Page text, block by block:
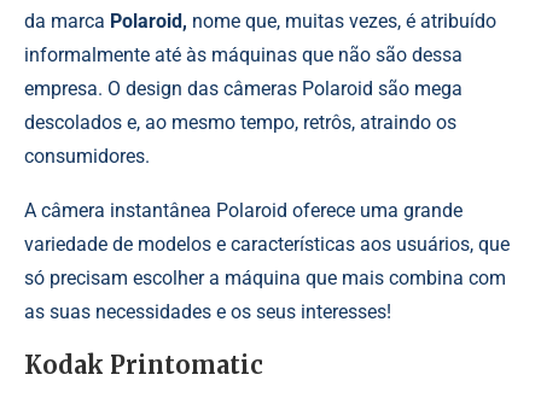
da marca Polaroid, nome que, muitas vezes, é atribuído
informalmente até às máquinas que não são dessa
empresa. O design das câmeras Polaroid são mega
descolados e, ao mesmo tempo, retrôs, atraindo os
consumidores.
A câmera instantânea Polaroid oferece uma grande
variedade de modelos e características aos usuários, que
só precisam escolher a máquina que mais combina com
as suas necessidades e os seus interesses!
Kodak Printomatic